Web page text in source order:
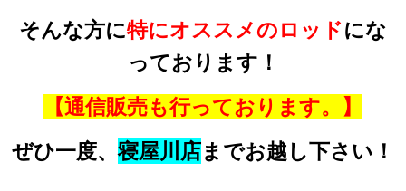
そんな方に特にオススメのロッドにな
っております！
【通信販売も行っております。】
ぜひ一度、寝屋川店までお越し下さい！